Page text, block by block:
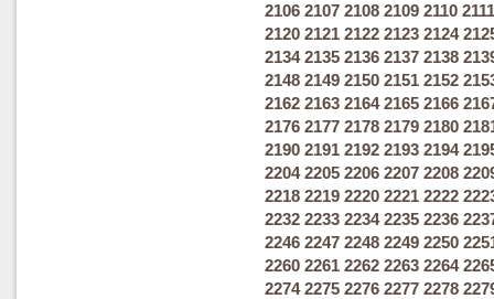
2106 2107 2108 2109 2110 2111
2120 2121 2122 2123 2124
2134 2135 2136 2137 2138
2148 2149 2150 2151 2152
2162 2163 2164 2165 2166
2176 2177 2178 2179 2180
2190 2191 2192 2193 2194
2204 2205 2206 2207 2208
2218 2219 2220 2221 2222
2232 2233 2234 2235 2236
2246 2247 2248 2249 2250
2260 2261 2262 2263 2264
2274 2275 2276 2277 2278